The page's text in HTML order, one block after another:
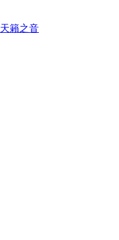
天籟之音